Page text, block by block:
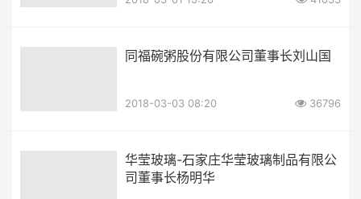
同福碗粥股份有限公司董事长刘山国
2018-03-03 08:20 36796
华莹玻璃-石家庄华莹玻璃制品有限公
司董事长杨明华